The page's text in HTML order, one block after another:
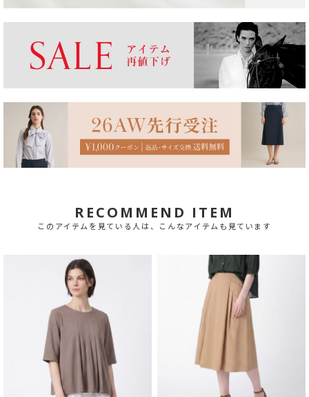
RECOMMEND ITEM
このアイテムを見ている人は、こんなアイテムも見ています